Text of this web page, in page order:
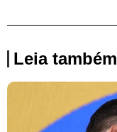
Leia também